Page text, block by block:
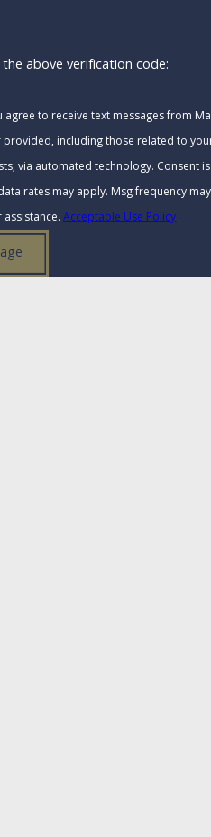
the above verification code:
agree to receive text messages from
provided, including those related to
technology. Consent is not a condition of
rates may apply. Msg frequency
assistance.Acceptable Use Policy